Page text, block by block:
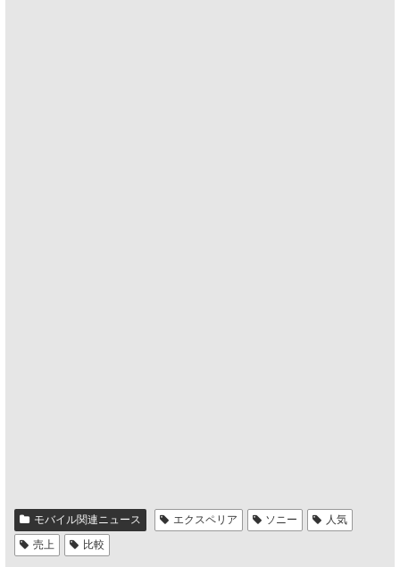
モバイル関連ニュース エクスペリア ソニー
人気
売上
比較